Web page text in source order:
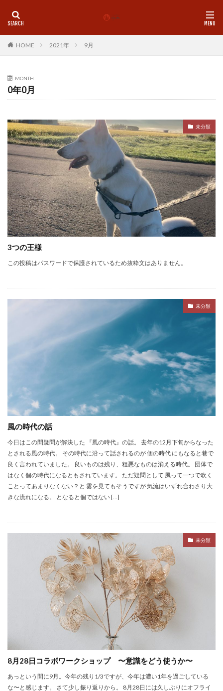
HOME 2021年 9月
MONTH
0年0月
未分類
3つの王様
この投稿はパスワードで保護されているため抜粋文はありません。
未分類
風の時代の話
今日はこの間疑問が解決した 『風の時代』の話。 去年の12月下旬からなった
とされる風の時代。 その時代に沿って話されるのが 個の時代 にもなると巷で
良く言われていました。 良いものは残り、粗悪なものは消える時代。 団体で
はなく個の時代になるともされています。 ただ疑問として 風って一つで吹く
ことってあまりなくない？と 雲を見てもそうですが 気流はいずれ合わさり大
きな流れになる。 となると個ではない […]
未分類
8月28日コラボワークショップ 〜意識をどう使うか〜
あっという間に9月。今年の残り1/3ですが、今年は濃い1年を過ごしている
な〜と感じます。 さて少し振り返りから。 8月28日には久しぶりにオフライ
カテゴリー
タグ
LINE
新月
歩く 気付き 気功
痛み
基礎トレ
盛岡 神社 脳と腸
腰痛
腸内環境
自己紹介 自律神経
足首
身体の使い方
身体を変える 運動
青森市
食
姿勢 地に足つける
MENU
ペアセッション
Pilates
Studio水木
お年玉企画
お香 クラニオ
グループレッスン
スケジュール
スタジオ
ダイエット
デトックス
五感
五感の話 代謝
便秘
動くレッスン
検索